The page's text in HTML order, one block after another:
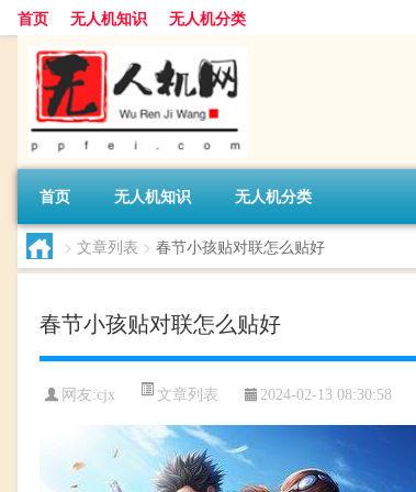
首页 无人机知识 无人机分类
首页 无人机知识 无人机分类
> 文章列表 > 春节小孩贴对联怎么贴好
春节小孩贴对联怎么贴好
网友:cjx 文章列表 2024-02-13 08:30:58